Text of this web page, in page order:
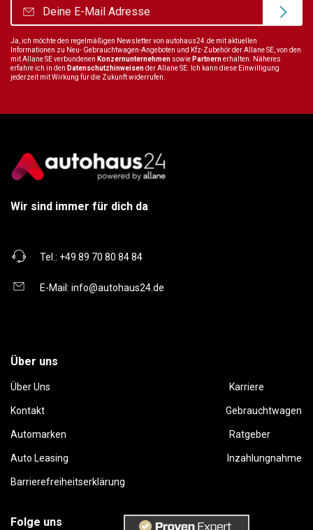
Ja, ich möchte den regelmäßigen Newsletter von autohaus24.de mit aktuellen
Informationen zu Neu- Gebrauchtwagen-Angeboten und Kfz-Zubehör der Allane SE, von den
mit Allane SE verbundenen Konzernunternehmen sowie Partnernerhalten. Näheres
erfahre ich in den Datenschutzhinweisender Allane SE. Ich kann diese Einwilligung
jederzeit mit Wirkung für die Zukunft widerrufen.
Wir sind immer für dich da
Tel.: +49 89 70 80 84 84
E-Mail: info@autohaus24.de
Über uns
Über Uns Karriere
Kontakt Gebrauchtwagen
Automarken Ratgeber
Auto Leasing Inzahlungnahme
Barrierefreiheitserklärung
Folge uns